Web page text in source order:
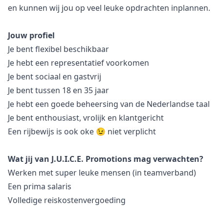
en kunnen wij jou op veel leuke opdrachten inplannen.
Jouw profiel
Je bent flexibel beschikbaar
Je hebt een representatief voorkomen
Je bent sociaal en gastvrij
Je bent tussen 18 en 35 jaar
Je hebt een goede beheersing van de Nederlandse taal
Je bent enthousiast, vrolijk en klantgericht
Een rijbewijs is ook oke 😉 niet verplicht
Wat jij van J.U.I.C.E. Promotions mag verwachten?
Werken met super leuke mensen (in teamverband)
Een prima salaris
Volledige reiskostenvergoeding